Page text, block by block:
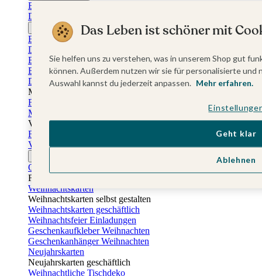
Einladungskarten Firmung
Dankeskarten Firmung
Jugendweihekarten
Einladungskarten Jugendweihe
Dankeskarten Jugendweihe
Einschulungskarten
Einladungskarten Einschulung
Danksagung Einschulung
Muttertag
Fotogeschenke Muttertag
Muttertagskarten
Vatertag
Fotogeschenke Vatertag
Vatertagskarten
Osterkarten
Fotogeschenke zu Ostern
Weihnachtskarten
Weihnachtskarten selbst gestalten
Weihnachtskarten geschäftlich
Weihnachtsfeier Einladungen
Geschenkaufkleber Weihnachten
Geschenkanhänger Weihnachten
Neujahrskarten
Neujahrskarten geschäftlich
Weihnachtliche Tischdeko
Das Leben ist schöner mit
Sie helfen uns zu verstehen, was in unserem Shop gut
können. Außerdem nutzen wir sie für personalisierte
Auswahl kannst du jederzeit anpassen. Mehr erfahren.
Ablehnen
Geht klar